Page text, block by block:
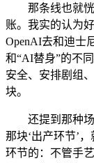
那条线也就恍
账。我实的认为
OpenAI去和迪士
和“AI替身”的不
安全、安排剧组
块。
还提到那种场
那块‘出产环节’
环节的：不管手